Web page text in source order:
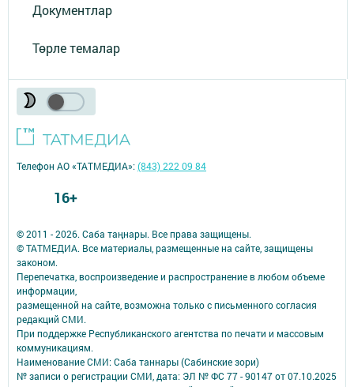
Документлар
Төрле темалар
© 2011 - 2026. Саба таңнары. Все права защищены.
© ТАТМЕДИА. Все материалы, размещенные на сайте, защищены
законом.
Перепечатка, воспроизведение и распространение в любом объеме
информации,
размещенной на сайте, возможна только с письменного согласия
редакций СМИ.
При поддержке Республиканского агентства по печати и массовым
коммуникациям.
Наименование СМИ: Саба таннары (Сабинские зори)
№ записи о регистрации СМИ, дата: ЭЛ № ФС 77 - 90147 от 07.10.2025
Телефон АО «ТАТМЕДИА»:(843) 222 09 84
16+